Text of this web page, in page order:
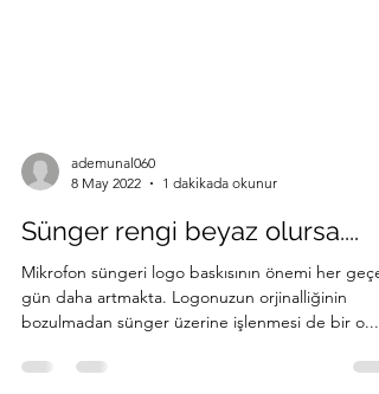
8 May 2022
1 dakikada okunur
Sünger rengi beyaz olursa....
Mikrofon süngeri logo baskısının önemi her
bozulmadan sünger üzerine işlenmesi de bir o...